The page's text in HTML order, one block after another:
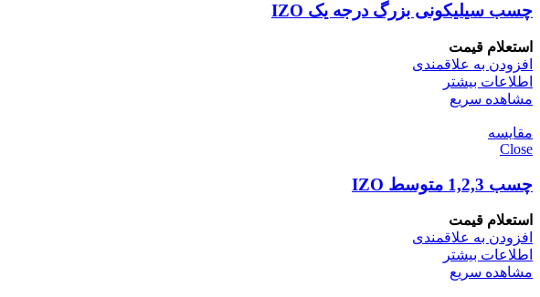
چسب سیلیکونی بزرگ درجه یک IZO
استعلام قیمت
افزودن به علاقمندی
اطلاعات بیشتر
مشاهده سریع
مقایسه
Close
چسب 1,2,3 متوسط IZO
استعلام قیمت
افزودن به علاقمندی
اطلاعات بیشتر
مشاهده سریع